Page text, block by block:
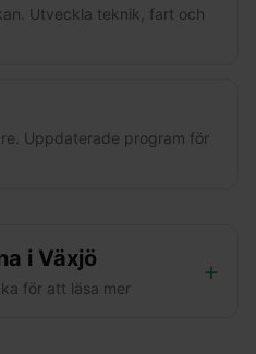
Utveckla teknik, fart och
Uppdaterade program för
i Växjö
för att läsa mer
+